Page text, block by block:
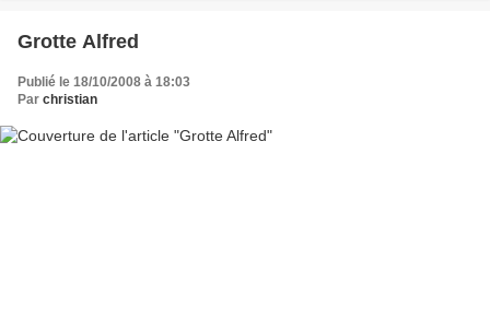
Grotte Alfred
Publié le 18/10/2008 à 18:03
Par christian